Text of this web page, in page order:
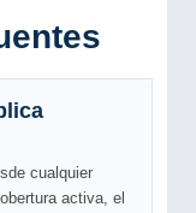
cualquier
activa, el